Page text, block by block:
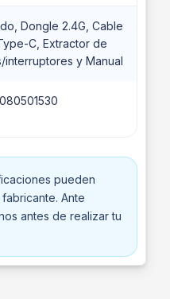
Dongle 2.4G, Cable
C, Extractor de
interruptores y Manual
pueden
Ante
antes de realizar tu